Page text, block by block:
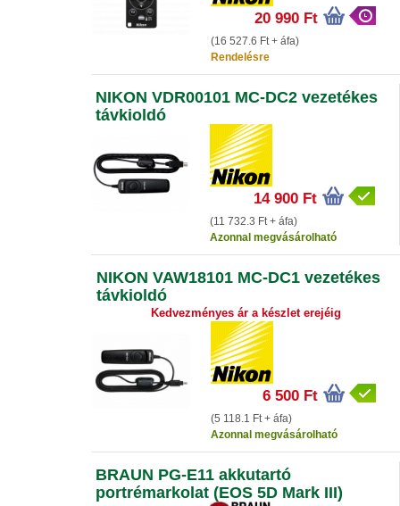
20 990 Ft
(16 527.6 Ft + áfa)
Rendelésre
NIKON VDR00101 MC-DC2 vezetékes
távkioldó
14 900 Ft
(11 732.3 Ft + áfa)
Azonnal megvásárolható
NIKON VAW18101 MC-DC1 vezetékes
távkioldó
Kedvezményes ár a készlet erejéig
6 500 Ft
(5 118.1 Ft + áfa)
Azonnal megvásárolható
BRAUN PG-E11 akkutartó
portrémarkolat (EOS 5D Mark III)